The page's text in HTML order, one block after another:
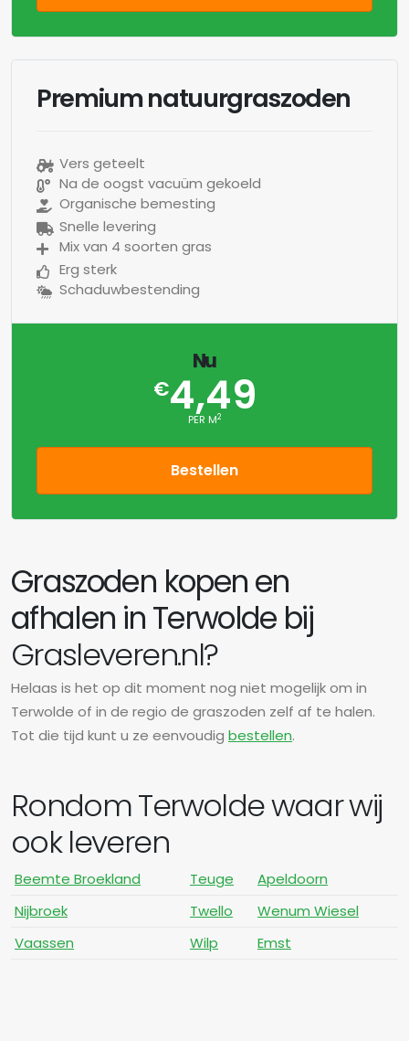
Premium natuurgraszoden
Vers geteelt
Na de oogst vacuüm gekoeld
Organische bemesting
Snelle levering
Mix van 4 soorten gras
Erg sterk
Schaduwbestending
Nu
€4,49
PER M2
Bestellen
Graszoden kopen en
afhalen in Terwolde bij
Grasleveren.nl?
Helaas is het op dit moment nog niet mogelijk om in
Terwolde of in de regio de graszoden zelf af te halen.
Tot die tijd kunt u ze eenvoudig bestellen.
Rondom Terwolde waar wij
ook leveren
Beemte Broekland Teuge
Apeldoorn
Nijbroek
Twello
Wenum Wiesel
Vaassen
Wilp Emst